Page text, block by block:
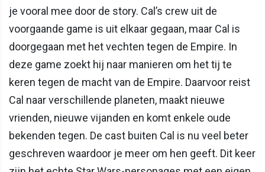
je vooral mee door de story. Cal’s crew uit de
voorgaande game is uit elkaar gegaan, maar Cal is
doorgegaan met het vechten tegen de Empire. In
deze game zoekt hij naar manieren om het tij te
keren tegen de macht van de Empire. Daarvoor reist
Cal naar verschillende planeten, maakt nieuwe
vrienden, nieuwe vijanden en komt enkele oude
bekenden tegen. De cast buiten Cal is nu veel beter
geschreven waardoor je meer om hen geeft. Dit keer